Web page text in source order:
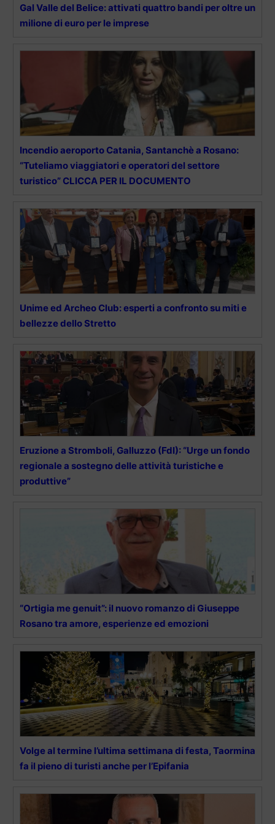
Gal Valle del Belice: attivati quattro bandi per oltre un
milione di euro per le imprese
Incendio aeroporto Catania, Santanchè a Rosano:
“Tuteliamo viaggiatori e operatori del settore
turistico” CLICCA PER IL DOCUMENTO
Unime ed Archeo Club: esperti a confronto su miti e
bellezze dello Stretto
Eruzione a Stromboli, Galluzzo (FdI): “Urge un fondo
regionale a sostegno delle attività turistiche e
produttive”
“Ortigia me genuit”: il nuovo romanzo di Giuseppe
Rosano tra amore, esperienze ed emozioni
Volge al termine l’ultima settimana di festa, Taormina
fa il pieno di turisti anche per l’Epifania